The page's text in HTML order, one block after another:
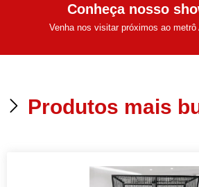
Conheça nosso
Venha nos visitar próximos ao metrô
Produtos mais